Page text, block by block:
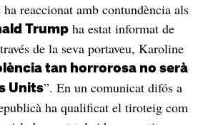
reaccionat amb contundència als
Trumpha estat informat de
de la seva portaveu, Karoline
tan horrorosa no serà
Units”. En un comunicat difós a
ha qualificat el tiroteig com